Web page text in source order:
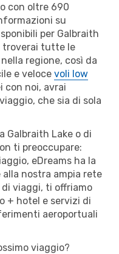
con oltre 690
su
per Galbraith
troverai tutte le
regione, così da
e veloce voli low
con noi, avrai
che sia di sola
Galbraith Lake o di
ti preoccupare:
eDreams ha la
nostra ampia rete
viaggi, ti offriamo
+ hotel e servizi di
aeroportuali
viaggio?